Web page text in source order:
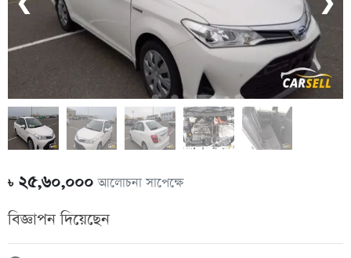
৳২৫,৬০,০০০আলোচনা সাপেক্ষে
বিজ্ঞাপন দিয়েছেন